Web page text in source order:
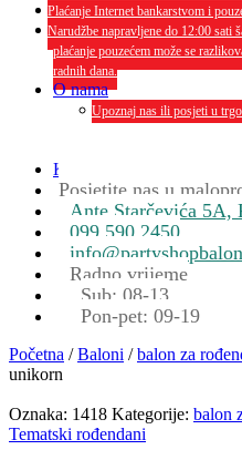
Plaćanje Internet bankarstvom i
Narudžbe napravljene do 12:00 sati
plaćanje pouzećem može se
radnih dana.
O nama
Upoznaj nas ili posjeti u
dekoriranja interijera i
Kontakt
Posjetite nas u
Ante Starčevića 5A,
099 590 2450
Radno vrijeme
Sub: 08-13
Pon-pet: 09-19
Početna /Baloni /balon za
unikorn
Oznaka: 1418 Kategorije: balon
Tematski rođendani